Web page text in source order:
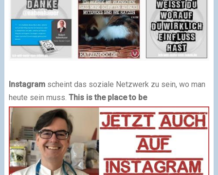
Instagramscheint das soziale Netzwerk zu sein, wo man
heute sein muss. This isthe place to be